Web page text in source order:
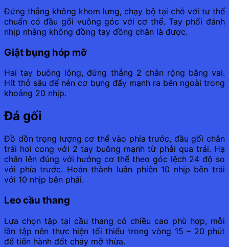
Đứng thẳng không khom lưng, chạy bộ tại chỗ với tư thế
chuẩn có đầu gối vuông góc với cơ thể. Tay phối đánh
nhịp nhàng không đồng tay đồng chân là được.
Giật bụng hóp mỡ
Hai tay buông lỏng, đứng thẳng 2 chân rộng bằng vai.
Hít thở sâu để nén cơ bụng đẩy mạnh ra bên ngoài trong
khoảng 20 nhịp.
Đá gối
Đồ dồn trọng lượng cơ thể vào phía trước, đầu gối chân
trái hơi cong với 2 tay buông mạnh từ phải qua trái. Hạ
chân lên đúng với hướng cơ thể theo góc lệch 24 độ so
với phía trước. Hoàn thành luân phiên 10 nhịp bên trái
với 10 nhịp bên phải.
Leo cầu thang
Lựa chọn tập tại cầu thang có chiều cao phù hợp, mỗi
lần tập nên thực hiện tối thiểu trong vòng 15 – 20 phút
để tiến hành đốt cháy mỡ thừa.